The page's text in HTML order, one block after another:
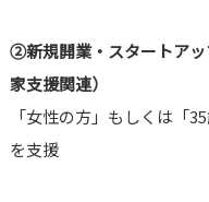
②新規開業・スタートア
家支援関連）
「女性の方」もしくは「
を支援